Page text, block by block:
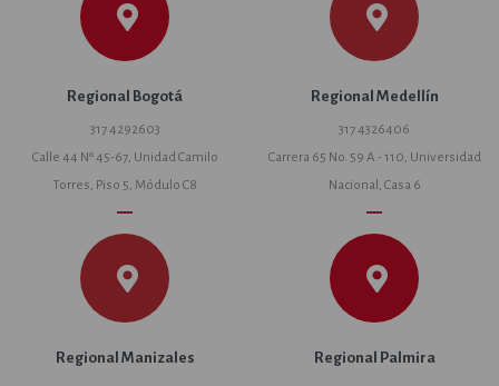
Regional Bogotá
317 4292603
Calle 44 Nº 45-67, Unidad Camilo
Torres, Piso 5, Módulo C8
remove
Regional Medellín
317 4326406
Carrera 65 No. 59 A - 110, Universidad
Nacional, Casa 6
remove
Regional Manizales Regional Palmira